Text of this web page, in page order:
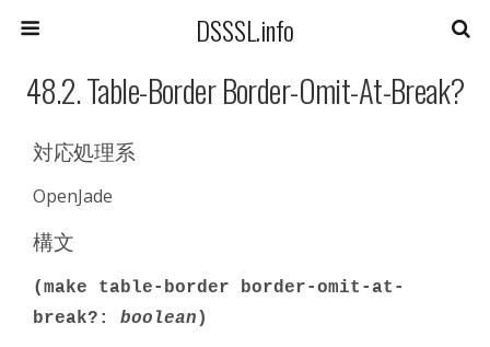
DSSSL.info
48.2. Table-Border Border-Omit-At-Break?
対応処理系
OpenJade
構文
(make table-border border-omit-at-
break?: boolean )